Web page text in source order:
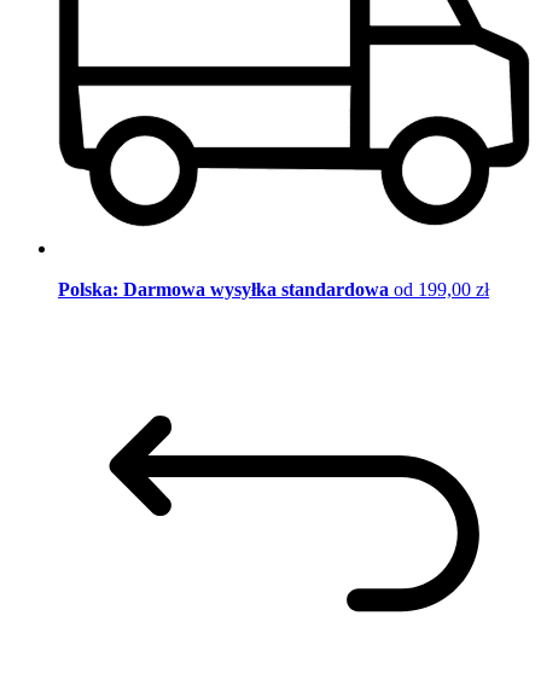
Polska: Darmowa wysyłka standardowa od 199,00 zł